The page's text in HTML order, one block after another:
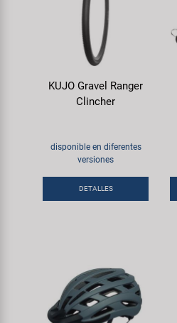
KUJO Gravel Ranger
Clincher
disponible en diferentes
versiones
DETALLES